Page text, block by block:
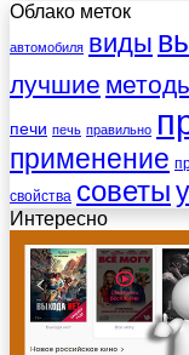
Облако меток
автомобиля виды
лучшие
печи печь правильно
применение
свойства советы
Интересно